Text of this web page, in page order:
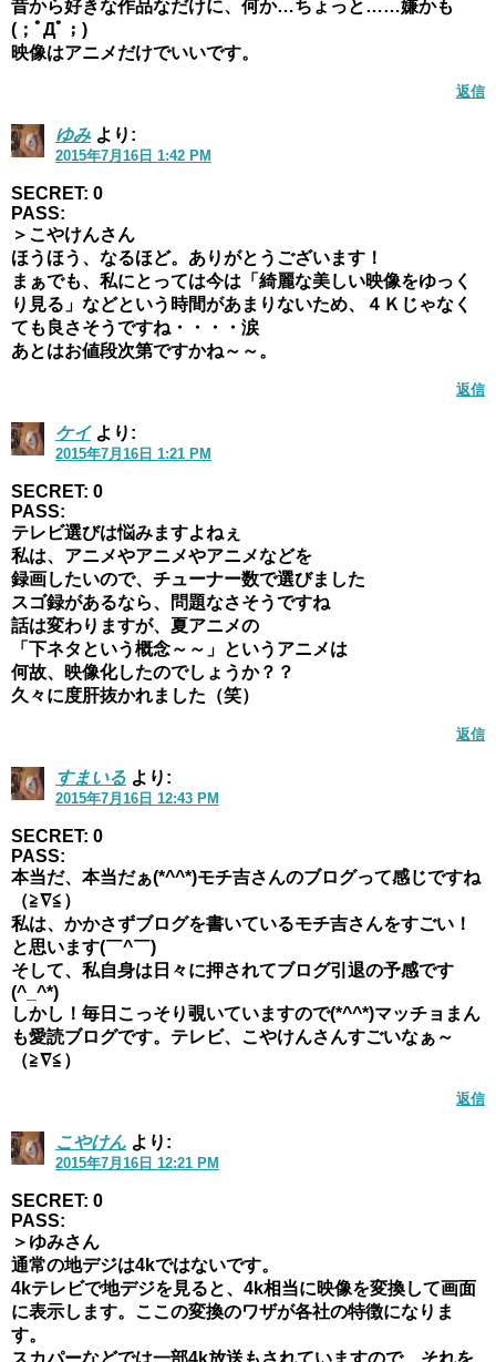
昔から好きな作品なだけに、何か…ちょっと……嫌かも
(；ﾟДﾟ；)
映像はアニメだけでいいです。
返信
ゆみ より:
2015年7月16日 1:42 PM
SECRET: 0
PASS:
＞こやけんさん
ほうほう、なるほど。ありがとうございます！
まぁでも、私にとっては今は「綺麗な美しい映像をゆっく
り見る」などという時間があまりないため、４Ｋじゃなく
ても良さそうですね・・・・涙
あとはお値段次第ですかね～～。
返信
ケイ より:
2015年7月16日 1:21 PM
SECRET: 0
PASS:
テレビ選びは悩みますよねぇ
私は、アニメやアニメやアニメなどを
録画したいので、チューナー数で選びました
スゴ録があるなら、問題なさそうですね
話は変わりますが、夏アニメの
「下ネタという概念～～」というアニメは
何故、映像化したのでしょうか？？
久々に度肝抜かれました（笑）
返信
すまいる より:
2015年7月16日 12:43 PM
SECRET: 0
PASS:
本当だ、本当だぁ(*^^*)モチ吉さんのブログって感じですね
（≧∇≦）
私は、かかさずブログを書いているモチ吉さんをすごい！
と思います(￣^￣)ゞ
そして、私自身は日々に押されてブログ引退の予感です
(^_^*)
しかし！毎日こっそり覗いていますので(*^^*)マッチョまん
も愛読ブログです。テレビ、こやけんさんすごいなぁ～
（≧∇≦）
返信
こやけん より:
2015年7月16日 12:21 PM
SECRET: 0
PASS:
＞ゆみさん
通常の地デジは4kではないです。
4kテレビで地デジを見ると、4k相当に映像を変換して画面
に表示します。ここの変換のワザが各社の特徴になりま
す。
スカパーなどでは一部4k放送もされていますので、それを